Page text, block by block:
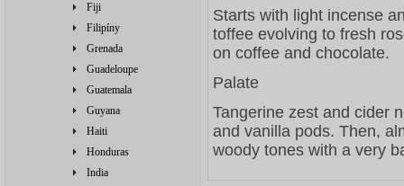
Fiji
Filipíny
Grenada
Guadeloupe
Guatemala
Guyana
Haiti
Honduras
India
Starts with light incense
toffee evolving to fresh
on coffee and chocolate.
Palate
Tangerine zest and cider
and vanilla pods. Then,
woody tones with a very